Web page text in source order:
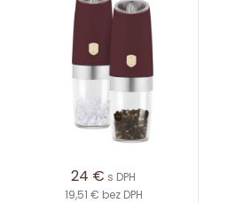
24 € s DPH
19,51 € bez DPH